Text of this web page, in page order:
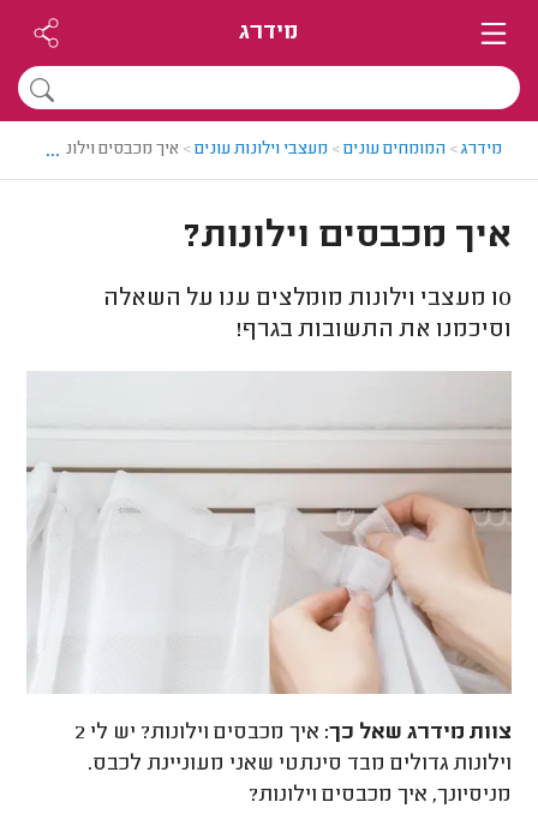
מידרג
מידרג> המומחים עונים> מעצבי וילונות עונים> איך מכבסים וילונות?
...
איך מכבסים וילונות?
10 מעצבי וילונות מומלצים ענו על השאלה
וסיכמנו את התשובות בגרף!
צוות מידרג שאל כך:
איך מכבסים וילונות? יש לי 2
וילונות גדולים מבד סינתטי שאני מעוניינת לכבס.
מניסיונך, איך מכבסים וילונות?